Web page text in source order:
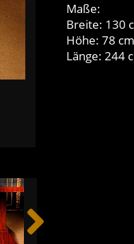
Maße:
Breite: 130
Höhe: 78 cm
Länge: 244